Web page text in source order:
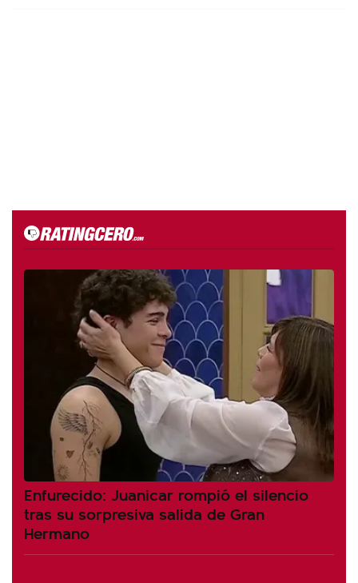
Enfurecido: Juanicar rompió el silencio
tras su sorpresiva salida de Gran
Hermano